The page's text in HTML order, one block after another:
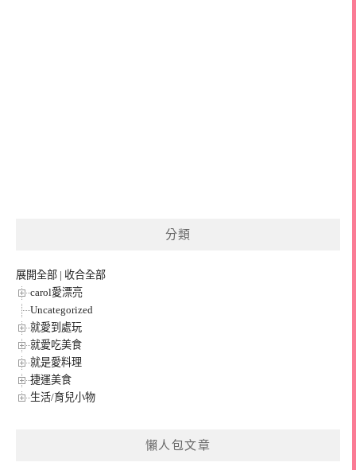
分類
展開全部 | 收合全部
carol愛漂亮
Uncategorized
就愛到處玩
就愛吃美食
就是愛料理
捷運美食
生活/育兒小物
懶人包文章